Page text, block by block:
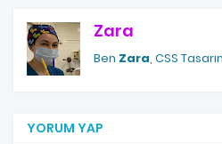
Zara
Ben Zara, CSS
YORUM YAP